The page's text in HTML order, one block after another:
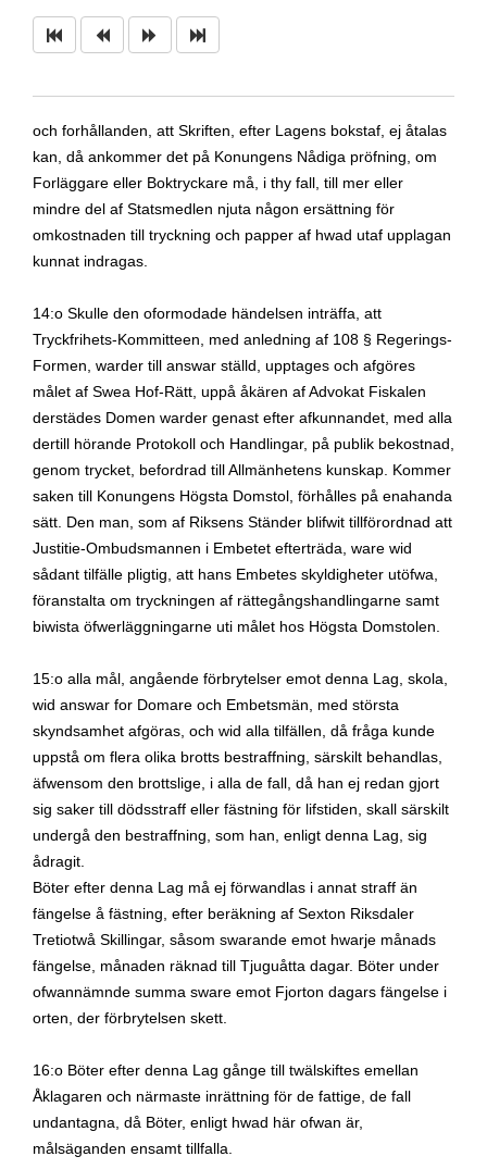
och forhållanden, att Skriften, efter Lagens bokstaf, ej åtalas
kan, då ankommer det på Konungens Nådiga pröfning, om
Forläggare eller Boktryckare må, i thy fall, till mer eller
mindre del af Statsmedlen njuta någon ersättning för
omkostnaden till tryckning och papper af hwad utaf upplagan
kunnat indragas.
14:o Skulle den oformodade händelsen inträffa, att
Tryckfrihets-Kommitteen, med anledning af 108 § Regerings-
Formen, warder till answar ställd, upptages och afgöres
målet af Swea Hof-Rätt, uppå åkären af Advokat Fiskalen
derstädes Domen warder genast efter afkunnandet, med alla
dertill hörande Protokoll och Handlingar, på publik bekostnad,
genom trycket, befordrad till Allmänhetens kunskap. Kommer
saken till Konungens Högsta Domstol, förhålles på enahanda
sätt. Den man, som af Riksens Ständer blifwit tillförordnad att
Justitie-Ombudsmannen i Embetet efterträda, ware wid
sådant tilfälle pligtig, att hans Embetes skyldigheter utöfwa,
föranstalta om tryckningen af rättegångshandlingarne samt
biwista öfwerläggningarne uti målet hos Högsta Domstolen.
15:o alla mål, angående förbrytelser emot denna Lag, skola,
wid answar for Domare och Embetsmän, med största
skyndsamhet afgöras, och wid alla tilfällen, då fråga kunde
uppstå om flera olika brotts bestraffning, särskilt behandlas,
äfwensom den brottslige, i alla de fall, då han ej redan gjort
sig saker till dödsstraff eller fästning för lifstiden, skall särskilt
undergå den bestraffning, som han, enligt denna Lag, sig
ådragit.
Böter efter denna Lag må ej förwandlas i annat straff än
fängelse å fästning, efter beräkning af Sexton Riksdaler
Tretiotwå Skillingar, såsom swarande emot hwarje månads
fängelse, månaden räknad till Tjuguåtta dagar. Böter under
ofwannämnde summa sware emot Fjorton dagars fängelse i
orten, der förbrytelsen skett.
16:o Böter efter denna Lag gånge till twälskiftes emellan
Åklagaren och närmaste inrättning för de fattige, de fall
undantagna, då Böter, enligt hwad här ofwan är,
målsäganden ensamt tillfalla.